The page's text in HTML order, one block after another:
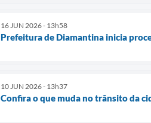
16 JUN 2026 - 13h58
Prefeitura de Diamantina inicia
10 JUN 2026 - 13h37
Confira o que muda no trânsito da